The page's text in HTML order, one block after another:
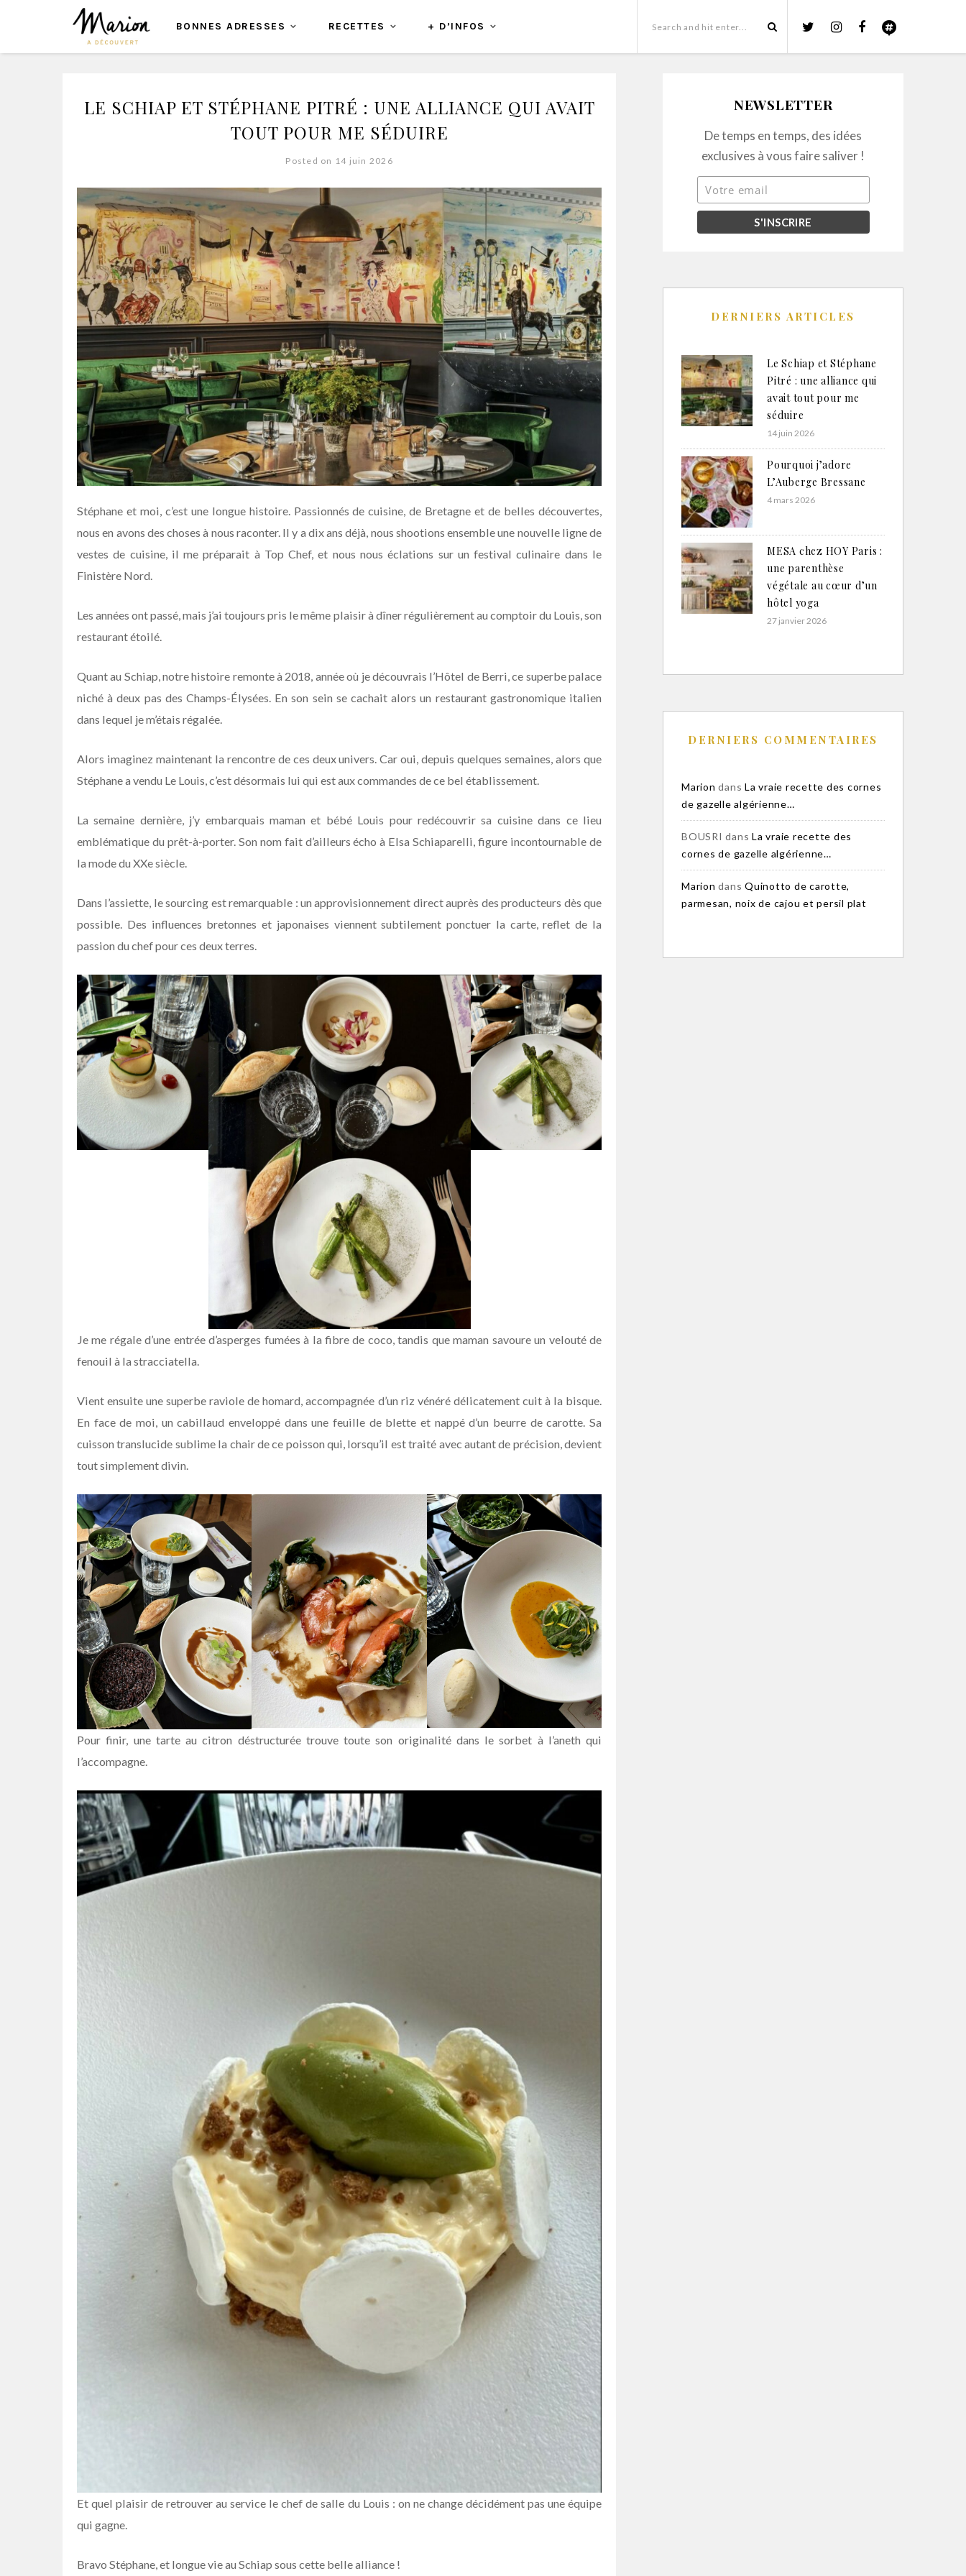
BONNES ADRESSES RECETTES + D’INFOS
LE SCHIAP ET STÉPHANE PITRÉ : UNE ALLIANCE QUI AVAIT
TOUT POUR ME SÉDUIRE
Posted on 14 juin 2026
Stéphane et moi, c’est une longue histoire. Passionnés de cuisine, de Bretagne et de belles découvertes,
nous en avons des choses à nous raconter. Il y a dix ans déjà, nous shootions ensemble une nouvelle ligne de
vestes de cuisine, il me préparait à Top Chef, et nous nous éclations sur un festival culinaire dans le
Finistère Nord.
Les années ont passé, mais j’ai toujours pris le même plaisir à dîner régulièrement au comptoir du Louis, son
restaurant étoilé.
Quant au Schiap, notre histoire remonte à 2018, année où je découvrais l’Hôtel de Berri, ce superbe palace
niché à deux pas des Champs-Élysées. En son sein se cachait alors un restaurant gastronomique italien
dans lequel je m’étais régalée.
Alors imaginez maintenant la rencontre de ces deux univers. Car oui, depuis quelques semaines, alors que
Stéphane a vendu Le Louis, c’est désormais lui qui est aux commandes de ce bel établissement.
La semaine dernière, j’y embarquais maman et bébé Louis pour redécouvrir sa cuisine dans ce lieu
emblématique du prêt-à-porter. Son nom fait d’ailleurs écho à Elsa Schiaparelli, figure incontournable de
la mode du XXe siècle.
Dans l’assiette, le sourcing est remarquable : un approvisionnement direct auprès des producteurs dès que
possible. Des influences bretonnes et japonaises viennent subtilement ponctuer la carte, reflet de la
passion du chef pour ces deux terres.
Je me régale d’une entrée d’asperges fumées à la fibre de coco, tandis que maman savoure un velouté de
fenouil à la stracciatella.
Vient ensuite une superbe raviole de homard, accompagnée d’un riz vénéré délicatement cuit à la bisque.
En face de moi, un cabillaud enveloppé dans une feuille de blette et nappé d’un beurre de carotte. Sa
cuisson translucide sublime la chair de ce poisson qui, lorsqu’il est traité avec autant de précision, devient
tout simplement divin.
Pour finir, une tarte au citron déstructurée trouve toute son originalité dans le sorbet à l’aneth qui
l’accompagne.
Et quel plaisir de retrouver au service le chef de salle du Louis : on ne change décidément pas une équipe
qui gagne.
Bravo Stéphane, et longue vie au Schiap sous cette belle alliance !
NEWSLETTER
De temps en temps, des idées
exclusives à vous faire saliver !
DERNIERS ARTICLES
Le Schiap et Stéphane
Pitré : une alliance qui
avait tout pour me
séduire
14 juin 2026
Pourquoi j’adore
L’Auberge Bressane
4 mars 2026
MESA chez HOY Paris :
une parenthèse
végétale au cœur d’un
hôtel yoga
27 janvier 2026
DERNIERS COMMENTAIRES
Marion dans La vraie recette des cornes
de gazelle algérienne…
BOUSRI dans La vraie recette des
cornes de gazelle algérienne…
Marion dans Quinotto de carotte,
parmesan, noix de cajou et persil plat